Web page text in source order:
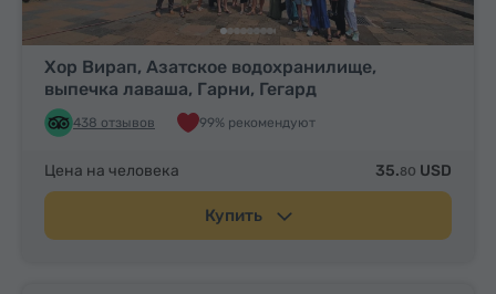
Хор Вирап, Азатское водохранилище,
выпечка лаваша, Гарни, Гегард
438 отзывов 99% рекомендуют
Цена на человека 35.80 USD
Купить